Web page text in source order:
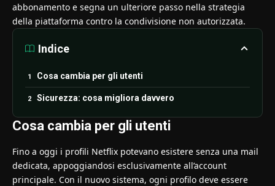
abbonamento e segna un ulteriore passo nella strategia
della piattaforma contro la condivisione non autorizzata.
Indice
Cosa cambia per gli utenti
Sicurezza: cosa migliora davvero
Cosa cambia per gli utenti
Fino a oggi i profili Netflix potevano esistere senza una mail
dedicata, appoggiandosi esclusivamente all’account
principale. Con il nuovo sistema, ogni profilo deve essere